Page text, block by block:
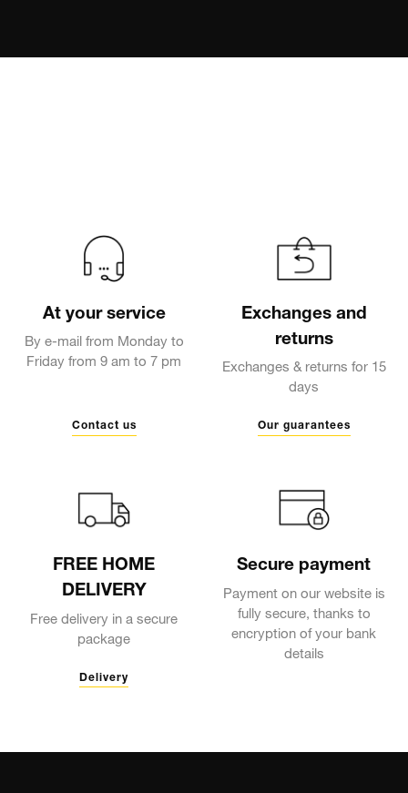
At your service
By e-mail from Monday to
Friday from 9 am to 7 pm
Contact us
Exchanges and
returns
Exchanges & returns for 15
days
Our guarantees
FREE HOME
DELIVERY
Free delivery in a secure
package
Delivery
Secure payment
Payment on our website is
fully secure, thanks to
encryption of your bank
details